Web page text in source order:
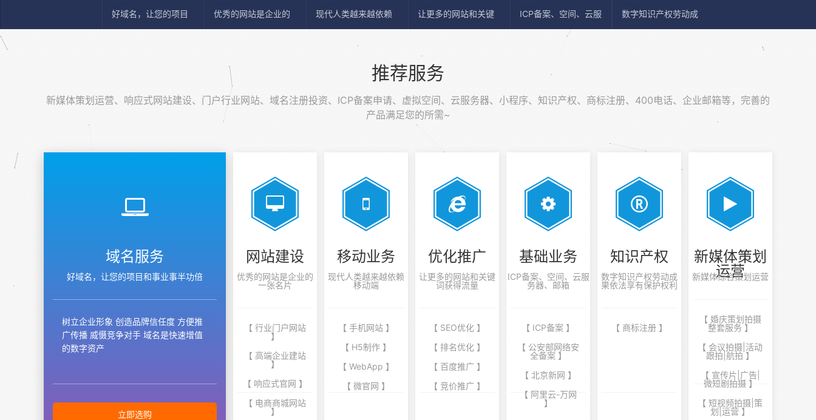
好域名，让您的项目
和事业事半功倍
优秀的网站是企业的
一张名片
现代人类越来越依赖
移动端
让更多的网站和关键
词获得流量
ICP备案、空间、云服
务器、邮箱
数字知识产权劳动成
果依法享有保护权利
新媒体策划运营
新媒体综合策划运营 推荐服务
新媒体策划运营、响应式网站建设、门户行业网站、域名注册投资、ICP备案申请、虚拟空间、云服务器、小程序、知识产权、商标注册、400电话、企业邮箱等，完善的
产品满足您的所需~
域名服务
好域名，让您的项目和事业事半功倍
树立企业形象 创造品牌信任度 方便推
广传播 威慑竞争对手 域名是快速增值
的数字资产
立即选购
网站建设
优秀的网站是企业的
一张名片
【 行业门户网站
】
【 高端企业建站
】
【 响应式官网 】
【 电商商城网站
】
移动业务
现代人类越来越依赖
移动端
【 手机网站 】
【 H5制作 】
【 WebApp 】
【 微官网 】
优化推广
让更多的网站和关键
词获得流量
【 SEO优化 】
【 排名优化 】
【 百度推广 】
【 竞价推广 】
基础业务
ICP备案、空间、云服
务器、邮箱
【 ICP备案 】
【 公安部网络安
全备案 】
【 北京新网 】
【 阿里云-万网
】
知识产权
数字知识产权劳动成
果依法享有保护权利
【 商标注册 】
新媒体策划
运营
新媒体综合策划运营
【 婚庆策划拍摄
整套服务 】
【 会议拍摄|活动
跟拍|航拍 】
【 宣传片|广告|
微短剧拍摄 】
【 短视频拍摄|策
划|运营 】